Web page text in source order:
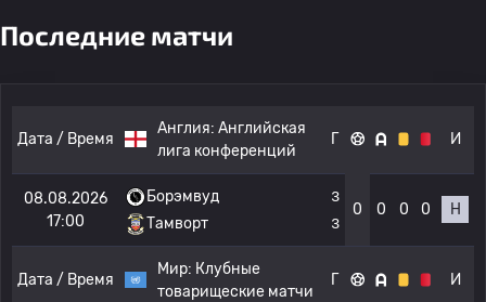
Последние матчи
Дата / Время
Англия: Английская
лига конференций
Г И
08.08.2026
17:00
Борэмвуд
Тамворт
3
3
0 0 0 0 Н
Дата / Время
Мир: Клубные
товарищеские матчи
Г И